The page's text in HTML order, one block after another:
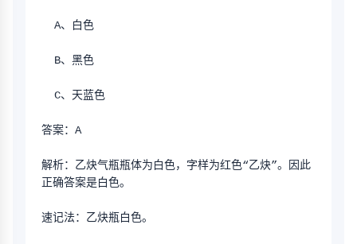
  A、白色
  B、黑色
  C、天蓝色
答案：A
解析：乙炔气瓶瓶体为白色，字样为红色“乙炔”。因此
正确答案是白色。
速记法：乙炔瓶白色。